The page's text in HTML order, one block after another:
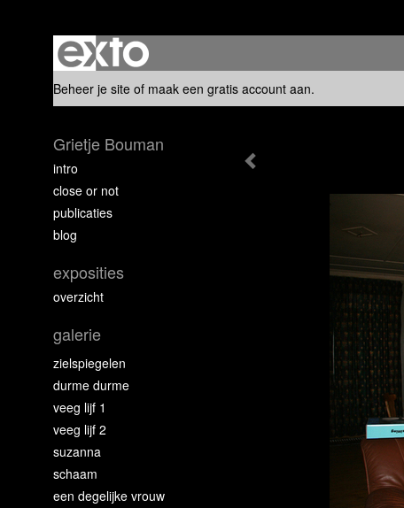
Beheer je site of maak een gratis account aan.
Grietje Bouman
intro
close or not
publicaties
blog
exposities
overzicht
galerie
zielspiegelen
durme durme
veeg lijf 1
veeg lijf 2
suzanna
schaam
een degelijke vrouw